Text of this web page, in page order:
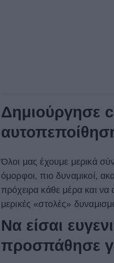
Δημιούργησε
Όλοι μας έχουμε μερικά
όμορφοι, πιο δυναμικοί,
πρόχειρα κάθε μέρα και να
μερικές «στολές»
Να είσαι
προσπάθησε